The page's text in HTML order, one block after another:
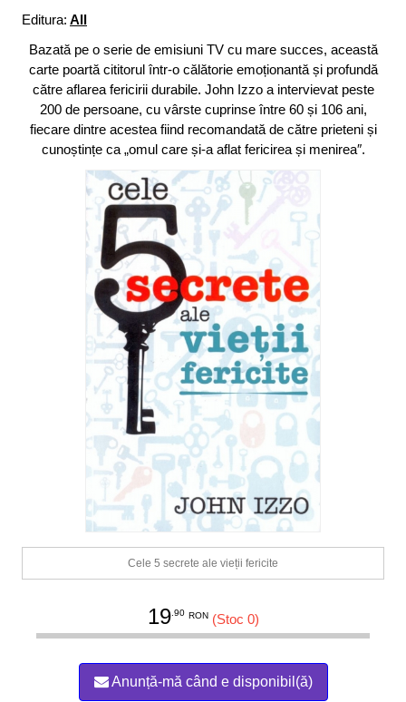
Editura: All
Bazată pe o serie de emisiuni TV cu mare succes, această
carte poartă cititorul într-o călătorie emoționantă și profundă
către aflarea fericirii durabile. John Izzo a intervievat peste
200 de persoane, cu vârste cuprinse între 60 și 106 ani,
fiecare dintre acestea fiind recomandată de către prieteni și
cunoștințe ca „omul care și-a aflat fericirea și menirea″.
Cele 5 secrete ale vieții fericite
19.90 RON (Stoc 0)
Anunță-mă când e disponibil(ă)